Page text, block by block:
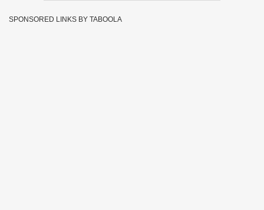
SPONSORED LINKS BY TABOOLA